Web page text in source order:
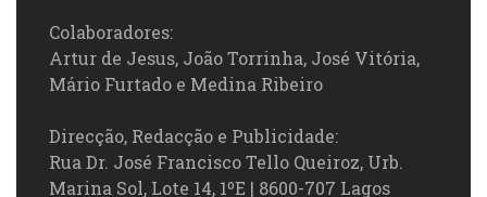
Colaboradores:
Artur de Jesus, João Torrinha, José Vitória,
Mário Furtado e Medina Ribeiro
Direcção, Redacção e Publicidade:
Rua Dr. José Francisco Tello Queiroz, Urb.
Marina Sol, Lote 14, 1ºE | 8600-707 Lagos